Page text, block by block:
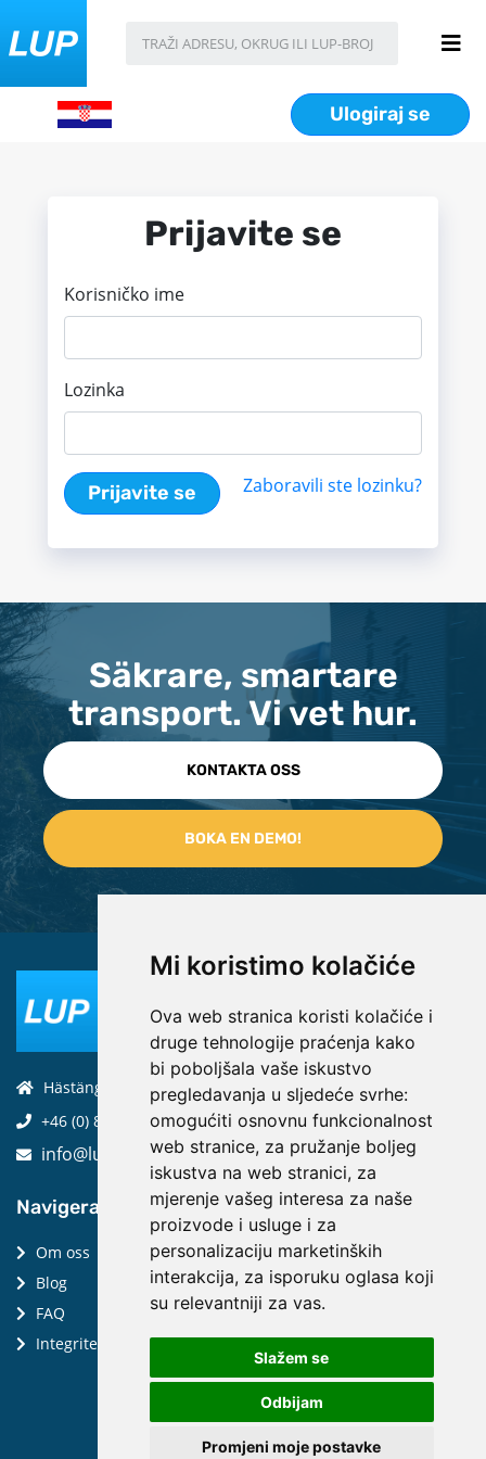
Mi koristimo kolačiće
Ova web stranica koristi kolačiće i
druge tehnologije praćenja kako
bi poboljšala vaše iskustvo
pregledavanja u sljedeće svrhe:
omogućiti osnovnu funkcionalnost
web stranice, za pružanje boljeg
iskustva na web stranici, za
mjerenje vašeg interesa za naše
proizvode i usluge i za
personalizaciju marketinških
interakcija, za isporuku oglasa koji
su relevantniji za vas.
Slažem se
Odbijam
Promjeni moje postavke
Ulogiraj se
Prijavite se
Korisničko ime
Lozinka
Prijavite se Zaboravili ste lozinku?
Säkrare, smartare
transport. Vi vet hur.
KONTAKTA OSS
Hästängsuddsvägen 19, 184 94, Åkersberga
+46 (0) 8-970 970
info@luptechnologies.com
Navigera:
Om oss
Blog
FAQ
Integritetspolicy